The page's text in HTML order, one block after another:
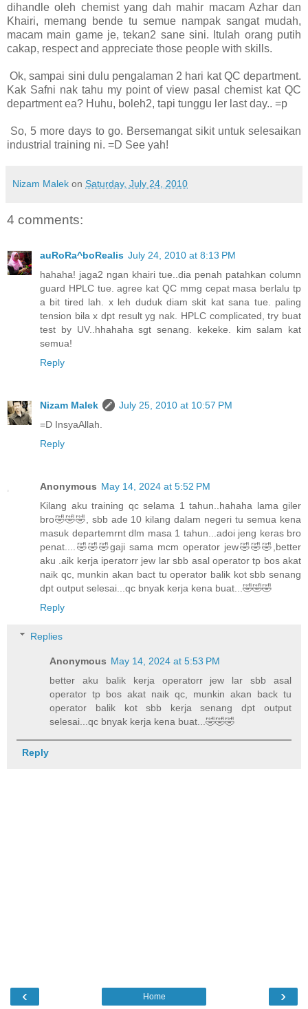
dihandle oleh chemist yang dah mahir macam Azhar dan
Khairi, memang bende tu semue nampak sangat mudah,
macam main game je, tekan2 sane sini. Itulah orang putih
cakap, respect and appreciate those people with skills.
Ok, sampai sini dulu pengalaman 2 hari kat QC department.
Kak Safni nak tahu my point of view pasal chemist kat QC
department ea? Huhu, boleh2, tapi tunggu ler last day.. =p
So, 5 more days to go. Bersemangat sikit untuk selesaikan
industrial training ni. =D See yah!
Nizam Malek on Saturday, July 24, 2010
4 comments:
auRoRa^boRealis July 24, 2010 at 8:13 PM
hahaha! jaga2 ngan khairi tue..dia penah patahkan column
guard HPLC tue. agree kat QC mmg cepat masa berlalu tp
a bit tired lah. x leh duduk diam skit kat sana tue. paling
tension bila x dpt result yg nak. HPLC complicated, try buat
test by UV..hhahaha sgt senang. kekeke. kim salam kat
semua!
Reply
Nizam Malek
July 25, 2010 at 10:57 PM
=D InsyaAllah.
Reply
Anonymous May 14, 2024 at 5:52 PM
Kilang aku training qc selama 1 tahun..hahaha lama giler
bro🤣🤣🤣, sbb ade 10 kilang dalam negeri tu semua kena
masuk departemrnt dlm masa 1 tahun...adoi jeng keras bro
penat....🤣🤣🤣gaji sama mcm operator jew🤣🤣🤣,better
aku .aik kerja iperatorr jew lar sbb asal operator tp bos akat
naik qc, munkin akan bact tu operator balik kot sbb senang
dpt output selesai...qc bnyak kerja kena buat...🤣🤣🤣
Reply
Replies
Anonymous May 14, 2024 at 5:53 PM
better aku balik kerja operatorr jew lar sbb asal
operator tp bos akat naik qc, munkin akan back tu
operator balik kot sbb kerja senang dpt output
selesai...qc bnyak kerja kena buat...🤣🤣🤣
Reply
‹ ›
Home